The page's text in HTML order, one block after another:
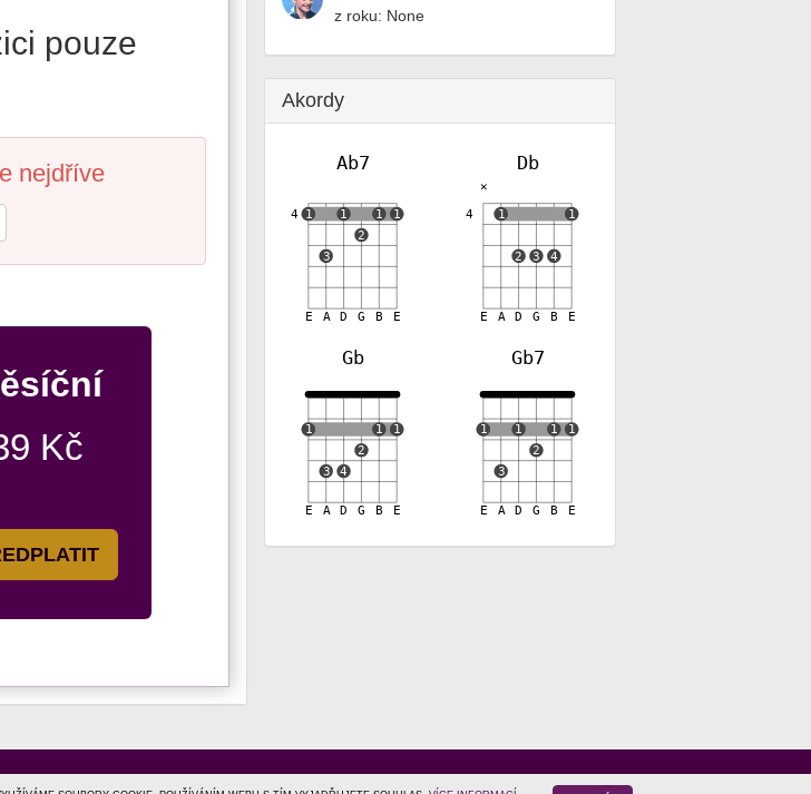
pouze
nejdříve
Kč
z roku: None
Akordy
Ab7
4
E A D G B E
1
3
1
2
1 1
Db
4
E A D G B E
✕
1
2 3 4
1
Gb
E A D G B E
1
3 4
2
1 1
Gb7
E A D G B E
1
3
1
2
1 1